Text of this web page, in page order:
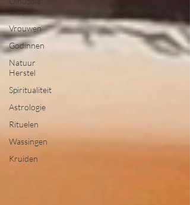
Shop
Vrouwen
Godinnen
Natuur
Herstel
Spiritualiteit
Astrologie
Rituelen
Wassingen
Kruiden